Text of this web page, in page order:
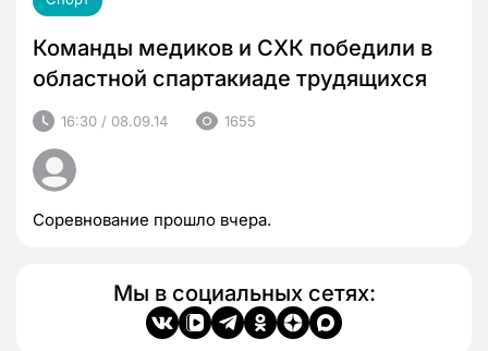
Команды медиков и СХК победили в
областной спартакиаде трудящихся
16:30 / 08.09.14 1655
Соревнование прошло вчера.
Мы в социальных сетях: